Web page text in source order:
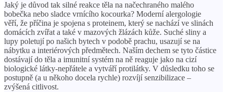
Jaký je důvod tak silné reakce těla na načechraného malého
bobečka nebo sladce vrnícího kocourka? Moderní alergologie
věří, že příčina je spojena s proteinem, který se nachází ve slinách
domácích zvířat a také v mazových žlázách kůže. Suché sliny a
lupy poletují po našich bytech v podobě prachu, usazují se na
nábytku a interiérových předmětech. Naším dechem se tyto částice
dostávají do těla a imunitní systém na ně reaguje jako na cizí
biologické látky-nepřátele a vytváří protilátky. V důsledku toho se
postupně (a u někoho docela rychle) rozvíjí senzibilizace –
zvýšená citlivost.